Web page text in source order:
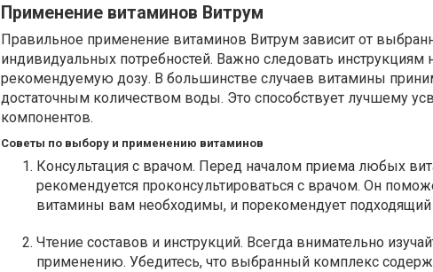
Применение витаминов Витрум
Правильное применение витаминов Витрум зависит от
индивидуальных потребностей. Важно следовать
рекомендуемую дозу. В большинстве случаев витамины
достаточным количеством воды. Это способствует лучшему
компонентов.
Советы по выбору и применению витаминов
Консультация с врачом. Перед началом приема любых
рекомендуется проконсультироваться с врачом. Он
витамины вам необходимы, и порекомендует
Чтение составов и инструкций. Всегда внимательно
применению. Убедитесь, что выбранный комплекс